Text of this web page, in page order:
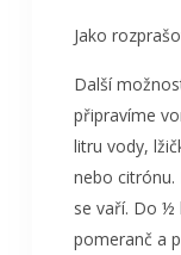
Jako
Další
připravíme
litru vody,
nebo
se vaří. Do ½
pomeranč a